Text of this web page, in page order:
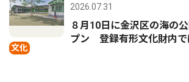
文化
2026.07.31
８月10日に金沢区の海の
プン 登録有形文化財内で